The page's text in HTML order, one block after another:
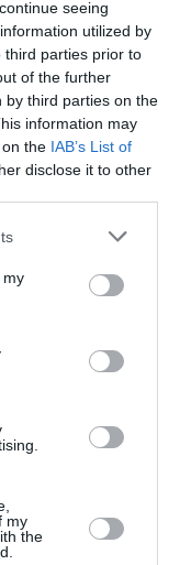
seeing
utilized by
third parties prior to
of the further
by third parties on the
information may
the IAB’s List of
disclose it to other
my
my
the
Λούκα